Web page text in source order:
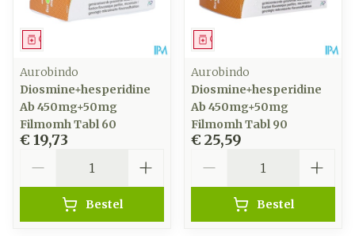
Geneesmiddel
Aurobindo
Diosmine+hesperidine
Ab 450mg+50mg
Filmomh Tabl 60
€ 19,73
Bestel
Geneesmiddel
Aurobindo
Diosmine+hesperidine
Ab 450mg+50mg
Filmomh Tabl 90
€ 25,59
Bestel